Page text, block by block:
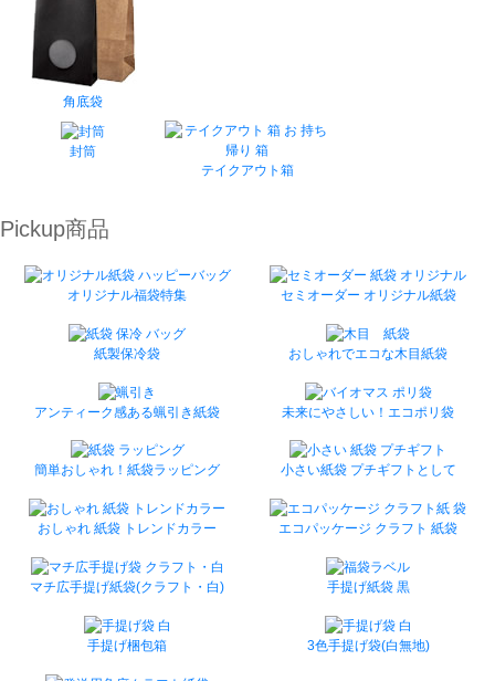
角底袋
封筒
テイクアウト箱
Pickup商品
オリジナル福袋特集 セミオーダー オリジナル紙袋
紙製保冷袋 おしゃれでエコな木目紙袋
アンティーク感ある蝋引き紙袋 未来にやさしい！エコポリ袋
簡単おしゃれ！紙袋ラッピング 小さい紙袋 プチギフトとして
おしゃれ 紙袋 トレンドカラー エコパッケージ クラフト 紙袋
マチ広手提げ紙袋(クラフト・白) 手提げ紙袋 黒
手提げ梱包箱 3色手提げ袋(白無地)